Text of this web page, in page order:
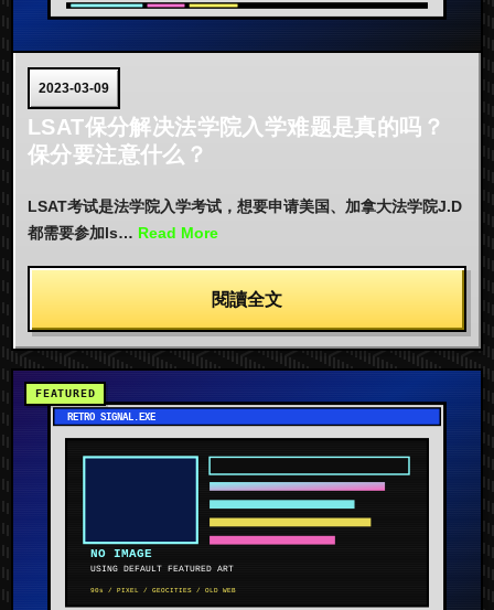
2023-03-09
LSAT保分解决法学院入学难题是真的吗？
保分要注意什么？
LSAT考试是法学院入学考试，想要申请美国、加拿大法学院J.D
都需要参加ls… Read More
閱讀全文